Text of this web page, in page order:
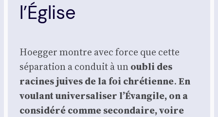
l’Église
Hoeg­ger montre avec force que cette
sépa­ra­tion a conduit à unoubli des
racines juives de la foi chré­tienne.En
vou­lant uni­ver­sa­li­ser l’Évangile, on a
consi­dé­ré comme secon­daire, voire